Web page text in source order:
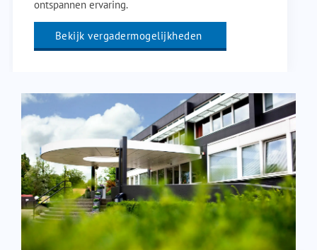
ontspannen ervaring.
Bekijk vergadermogelijkheden